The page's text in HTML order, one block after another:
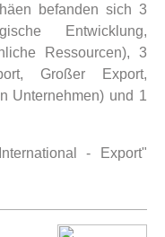
befanden sich 3
Entwicklung,
Ressourcen), 3
Großer Export,
Unternehmen) und 1
- Export"